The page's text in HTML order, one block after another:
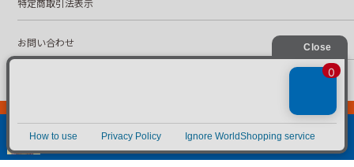
特定商取引法表示
お問い合わせ
株式会社こども古本店
愛知県公安委員会 第542552101000号
© Kodomofuruhonten. all rights reserved.